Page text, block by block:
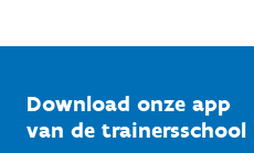
Bedrijven
Vlaamse Trainersschool
Kennisplatform
Downloads
Download onze app
van de trainersschool